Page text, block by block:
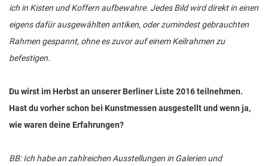
ich in Kisten und Koffern aufbewahre. Jedes Bild wird direkt in einen
eigens dafür ausgewählten antiken, oder zumindest gebrauchten
Rahmen gespannt, ohne es zuvor auf einem Keilrahmen zu
befestigen.
Du wirst im Herbst an unserer Berliner Liste 2016 teilnehmen.
Hast du vorher schon bei Kunstmessen ausgestellt und wenn ja,
wie waren deine Erfahrungen?
BB: Ich habe an zahlreichen Ausstellungen in Galerien und